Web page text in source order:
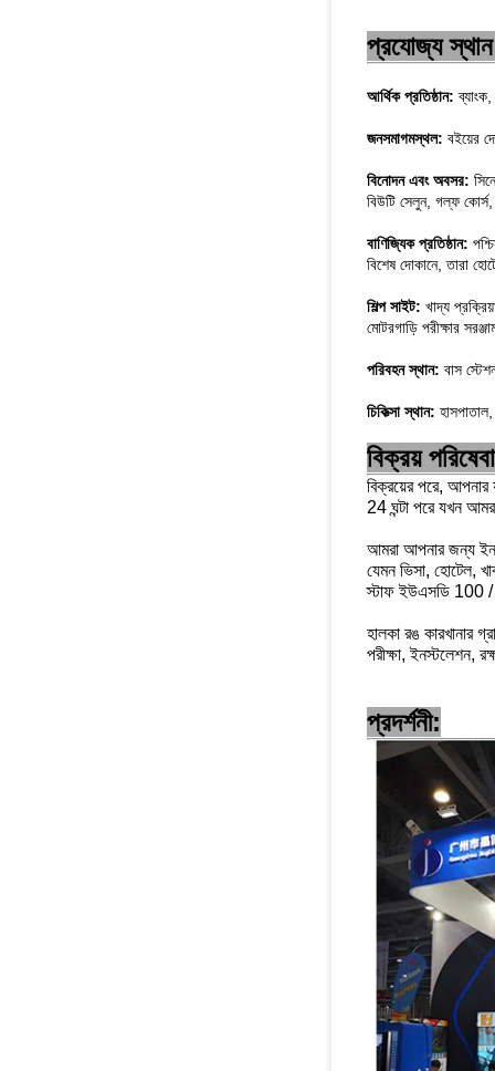
প্রযোজ্য
আর্থিক প্রতিষ্ঠান:
জনসমাগমস্থল: বইয়ের
বিনোদন এবং অবসর:
বিউটি সেলুন, গল্ফ কোর্স,
বাণিজ্যিক প্রতিষ্ঠান:
বিশেষ দোকানে, তারা
শিল্প সাইট: খাদ্য
মোটরগাড়ি পরীক্ষার
পরিবহন স্থান: বাস
চিকিত্সা স্থান: হাসপাতাল,
বিক্রয়
বিক্রয়ের পরে,
24 ঘন্টা পরে যখন
আমরা আপনার জন্য
যেমন ভিসা, হোটেল,
স্টাফ ইউএসডি 100 /
হালকা রঙ কারখানার
পরীক্ষা, ইনস্টলেশন,
প্রদর্শনী: